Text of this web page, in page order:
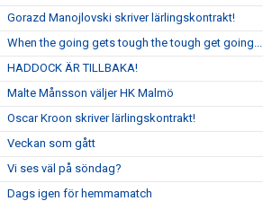
Gorazd Manojlovski skriver lärlingskontrakt!
When the going gets tough the tough get going...
HADDOCK ÄR TILLBAKA!
Malte Månsson väljer HK Malmö
Oscar Kroon skriver lärlingskontrakt!
Veckan som gått
Vi ses väl på söndag?
Dags igen för hemmamatch